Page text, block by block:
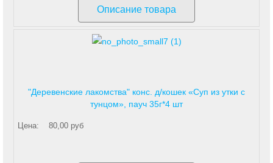
Описание товара
"Деревенские лакомства" конс. д/кошек «Суп из утки с
тунцом», пауч 35г*4 шт
Цена: 80,00 руб